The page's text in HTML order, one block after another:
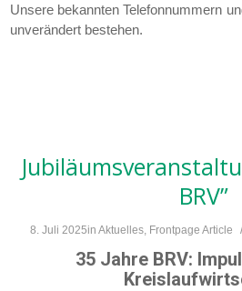
Unsere bekannten Telefonnummern
unverändert bestehen.
BRV”
8. Juli 2025in Aktuelles, Frontpage Article
35 Jahre BRV: